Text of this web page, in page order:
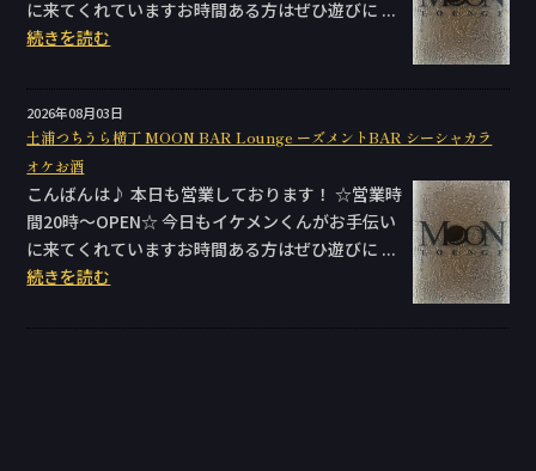
に来てくれていますお時間ある方はぜひ遊びに ...
続きを読む
2026年08月03日
土浦つちうら横丁 MOON BAR Lounge ーズメントBAR シーシャカラ
オケお酒
こんばんは♪ 本日も営業しております！ ☆営業時
間20時〜OPEN☆ 今日もイケメンくんがお手伝い
に来てくれていますお時間ある方はぜひ遊びに ...
続きを読む